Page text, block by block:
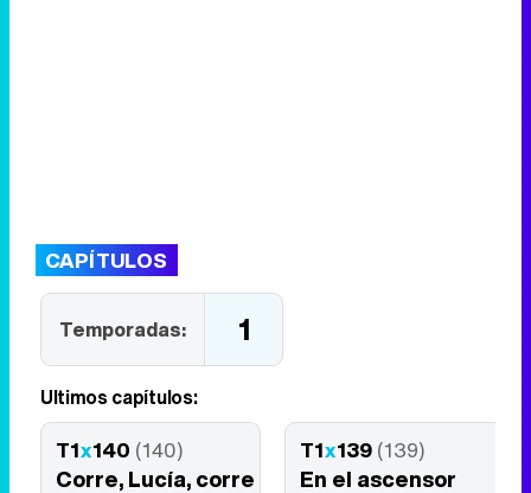
CAPÍTULOS
Temporadas: 1
Últimos capítulos:
T1x140 (140)
Corre, Lucía, corre
T1x139 (139)
En el ascensor